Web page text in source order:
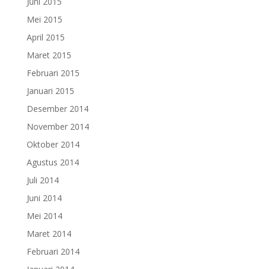
Mei 2015
April 2015
Maret 2015
Februari 2015
Januari 2015
Desember 2014
November 2014
Oktober 2014
Agustus 2014
Juli 2014
Juni 2014
Mei 2014
Maret 2014
Februari 2014